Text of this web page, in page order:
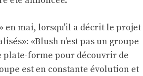
en mai, lorsqu'il a décrit le projet
«Blush n'est pas un groupe
plate-forme pour découvrir de
est en constante évolution et